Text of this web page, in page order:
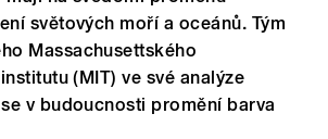
světových moří a oceánů. Tým
Massachusettského
(MIT) ve své analýze
v budoucnosti promění barva